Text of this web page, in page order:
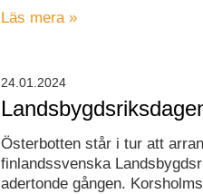
Läs mera »
Österbotten står i tur att
finlandssvenska
adertonde gången.
24.01.2024